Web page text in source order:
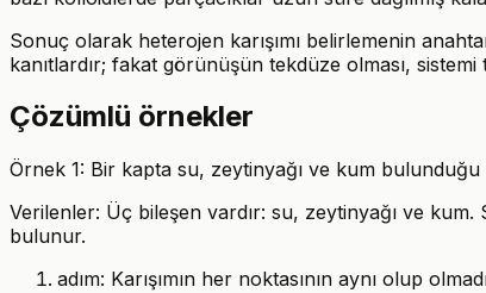
Sonuç olarak heterojen karışımı belirlemenin
kanıtlardır; fakat görünüşün tekdüze olması,
Çözümlü örnekler
Örnek 1: Bir kapta su, zeytinyağı ve kum bulunduğu
Verilenler: Üç bileşen vardır: su, zeytinyağı ve kum.
bulunur.
adım: Karışımın her noktasının aynı olup